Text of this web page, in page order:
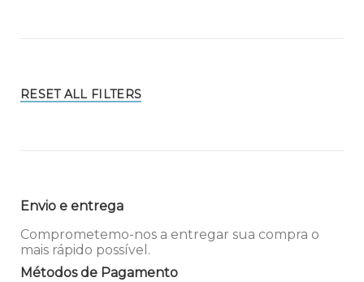
RESET ALL FILTERS
Envio e entrega
Comprometemo-nos a entregar sua compra o
mais rápido possível.
Métodos de Pagamento